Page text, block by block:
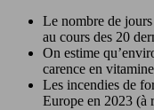
Le nombre de
au cours des 20
On estime
carence en
Les incendies de
Europe en 2023 (à